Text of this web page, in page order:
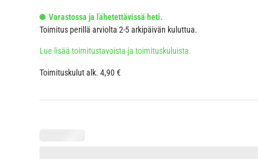
Varastossa ja lähetettävissä heti.
Toimitus perillä arviolta 2-5 arkipäivän kuluttua.
Lue lisää toimitustavoista ja toimituskuluista.
Toimituskulut alk. 4,90 €